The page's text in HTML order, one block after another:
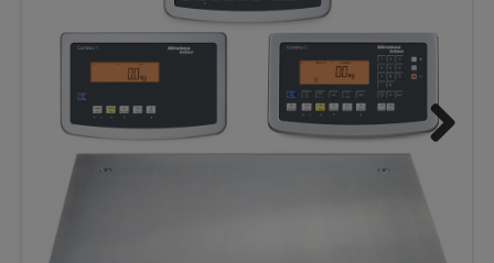
Controller